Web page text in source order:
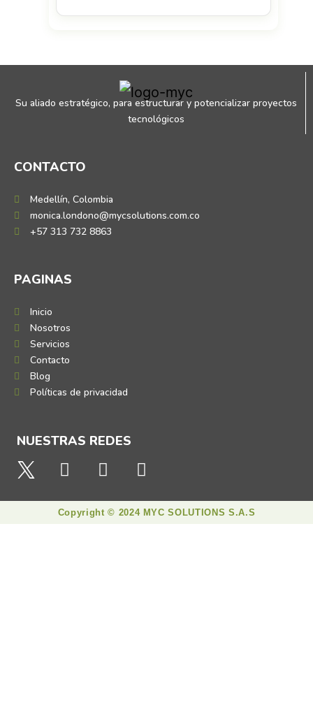
Su aliado estratégico, para estructurar y potencializar proyectos
tecnológicos
CONTACTO
Medellín, Colombia
monica.londono@mycsolutions.com.co
+57 313 732 8863
PAGINAS
Inicio
Nosotros
Servicios
Contacto
Blog
Políticas de privacidad
NUESTRAS REDES
Copyright © 2024 MYC SOLUTIONS S.A.S